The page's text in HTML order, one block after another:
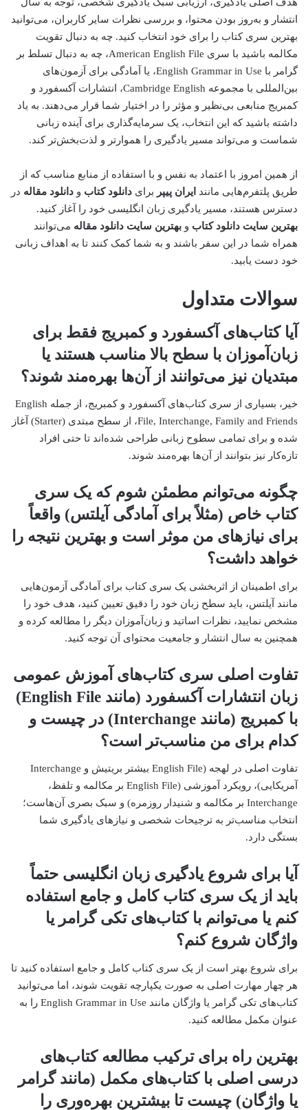
هدف اصلی یادگیری، ارزیابی سبک یادگیری شخصی، توجه به سال
انتشار و به‌روز بودن محتوا، و بررسی نظرات سایر کاربران، می‌توانید
بهترین سری کتاب را برای خود انتخاب کنید. چه به دنبال تقویت
مکالمه باشید با سری American English File، چه به دنبال تسلط بر
گرامر با English Grammar in Use، یا آمادگی برای آزمون‌های
بین‌المللی با مجموعه Cambridge English، انتشارات آکسفورد و
کمبریج منابعی بی‌نظیر و مؤثر را در اختیار شما قرار می‌دهند. به یاد
داشته باشید که این انتخاب، یک سرمایه‌گذاری برای آینده زبانی
شماست و می‌تواند مسیر یادگیری را هموارتر و لذت‌بخش‌تر کند.
از همین امروز با اعتماد به نفس و با استفاده از منابع مناسب که از
طریق پلتفرم‌هایی مانند ایران پیپر برای دانلود کتاب و دانلود مقاله در
دسترس هستند، مسیر یادگیری زبان انگلیسی خود را آغاز کنید.
بهترین سایت دانلود کتاب و بهترین سایت دانلود مقاله می‌توانند
همراه شما در این سفر باشند و به شما کمک کنند تا به اهداف زبانی
خود دست یابید.
سوالات متداول
آیا کتاب‌های آکسفورد و کمبریج فقط برای
زبان‌آموزان با سطح بالا مناسب هستند یا
مبتدیان نیز می‌توانند از آن‌ها بهره‌مند شوند؟
خیر، بسیاری از سری کتاب‌های آکسفورد و کمبریج، از جمله English
File, Interchange, Family and Friends، از سطح مبتدی (Starter) آغاز
شده و برای تمامی سطوح زبانی طراحی شده‌اند تا حتی افراد
تازه‌کار نیز بتوانند از آن‌ها بهره‌مند شوند.
چگونه می‌توانم مطمئن شوم که یک سری
کتاب خاص (مثلاً برای آمادگی آیلتس) واقعاً
برای نیازهای من موثر است و بهترین نتیجه را
خواهد داشت؟
برای اطمینان از اثربخشی یک سری کتاب برای آمادگی آزمون‌هایی
مانند آیلتس، باید سطح زبان خود را دقیق تعیین کنید، هدف خود را
مشخص نمایید، نظرات اساتید و زبان‌آموزان دیگر را مطالعه کرده و
همچنین به سال انتشار و جامعیت محتوای آن توجه کنید.
تفاوت اصلی سری کتاب‌های آموزش عمومی
زبان انتشارات آکسفورد (مانند English File)
با کمبریج (مانند Interchange) در چیست و
کدام برای من مناسب‌تر است؟
تفاوت اصلی در لهجه (English File بیشتر بریتیش و Interchange
آمریکایی)، رویکرد آموزشی (English File بر مکالمه و تلفظ،
Interchange بر مکالمه و شنیدار روزمره) و سبک بصری آن‌هاست؛
انتخاب مناسب‌تر به ترجیحات شخصی و نیازهای یادگیری شما
بستگی دارد.
آیا برای شروع یادگیری زبان انگلیسی حتماً
باید از یک سری کتاب کامل و جامع استفاده
کنم یا می‌توانم با کتاب‌های تکی گرامر یا
واژگان شروع کنم؟
برای شروع بهتر است از یک سری کتاب کامل و جامع استفاده کنید تا
هر چهار مهارت اصلی به صورت یکپارچه تقویت شوند، اما می‌توانید
کتاب‌های تکی گرامر یا واژگان مانند English Grammar in Use را به
عنوان مکمل مطالعه کنید.
بهترین راه برای ترکیب مطالعه کتاب‌های
درسی اصلی با کتاب‌های مکمل (مانند گرامر
یا واژگان) چیست تا بیشترین بهره‌وری را